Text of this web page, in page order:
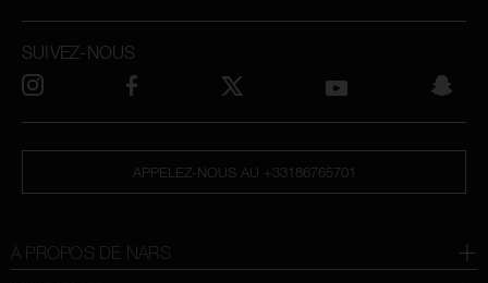
APPELEZ-NOUS AU +33186765701
À PROPOS DE NARS
SUIVEZ-NOUS